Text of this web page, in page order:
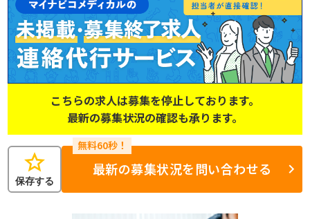
こちらの求人は募集を停止しております。
最新の募集状況の確認も承ります。
star
保存する
最新の募集状況を問い合わせる